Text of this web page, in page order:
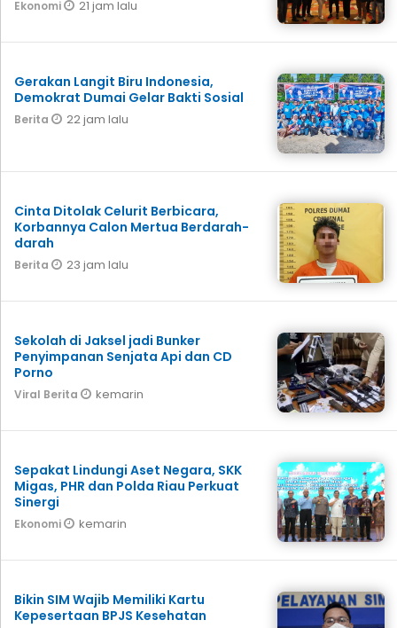
Ekonomi 21 jam lalu
Gerakan Langit Biru Indonesia,
Demokrat Dumai Gelar Bakti Sosial
Berita 22 jam lalu
Cinta Ditolak Celurit Berbicara,
Korbannya Calon Mertua Berdarah-
darah
Berita 23 jam lalu
Sekolah di Jaksel jadi Bunker
Penyimpanan Senjata Api dan CD
Porno
Viral Berita kemarin
Sepakat Lindungi Aset Negara, SKK
Migas, PHR dan Polda Riau Perkuat
Sinergi
Ekonomi kemarin
Bikin SIM Wajib Memiliki Kartu
Kepesertaan BPJS Kesehatan